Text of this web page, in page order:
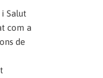
Salut
com a
de